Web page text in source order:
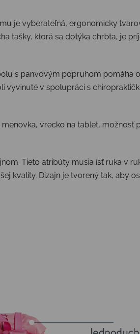
je vyberateľná, ergonomicky
tašky, ktorá sa dotýka chrbta, je
s panvovým popruhom pomáha
vyvinuté v spolupráci s
vrecko na tablet, možnosť
Tieto atribúty musia ísť ruka v
kvality. Dizajn je tvorený tak, aby